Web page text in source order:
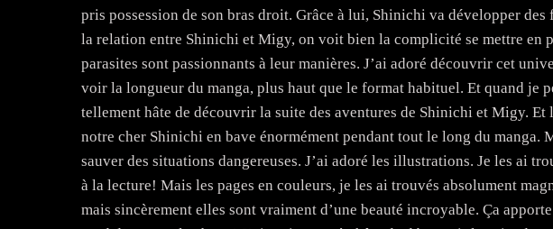
pris possession de son bras droit. Grâce à lui, Shinichi va développer
la relation entre Shinichi et Migy, on voit bien la complicité se mettre en
parasites sont passionnants à leur manières. J’ai adoré découvrir cet
voir la longueur du manga, plus haut que le format habituel. Et quand je
tellement hâte de découvrir la suite des aventures de Shinichi et Migy. Et
notre cher Shinichi en bave énormément pendant tout le long du
sauver des situations dangereuses. J’ai adoré les illustrations. Je les ai
à la lecture! Mais les pages en couleurs, je les ai trouvés absolument
mais sincèrement elles sont vraiment d’une beauté incroyable. Ça